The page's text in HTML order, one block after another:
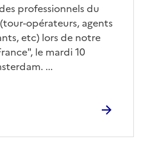
professionnels du
opérateurs, agents
etc) lors de notre
le mardi 10
...